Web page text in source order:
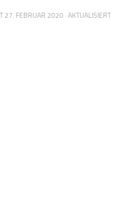
27. FEBRUAR 2020 · AKTUALISIERT